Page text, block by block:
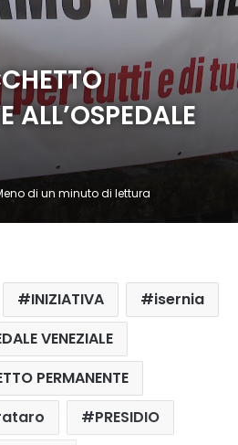
ALL’OSPEDALE
di un minuto di lettura
INIZIATIVA
isernia
VENEZIALE
PERMANENTE
PRESIDIO